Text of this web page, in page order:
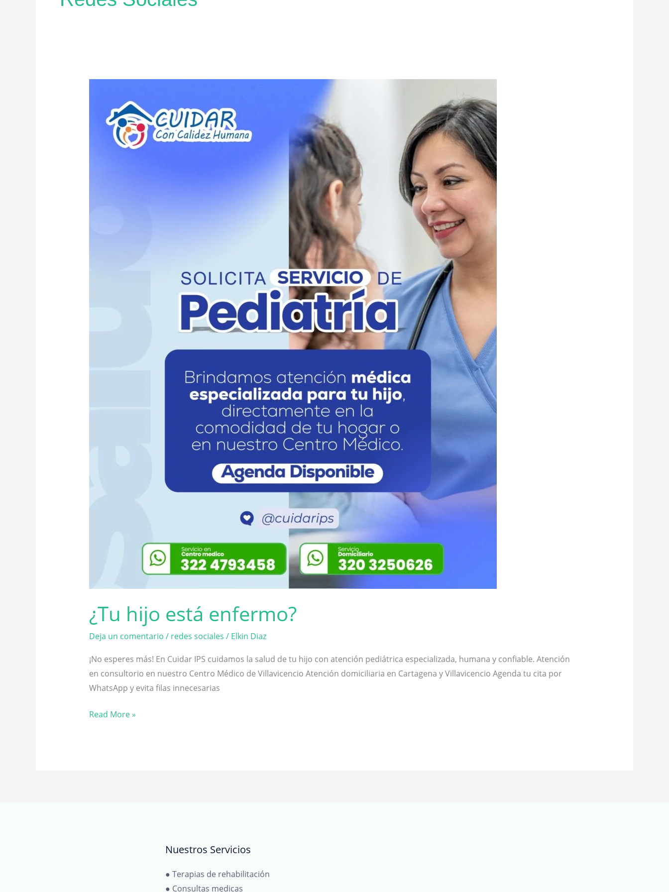
¿Tu hijo está enfermo?
Deja un comentario / redes sociales / Elkin Diaz
¡No esperes más! En Cuidar IPS cuidamos la salud de tu hijo con atención pediátrica especializada, humana y confiable. Atención
en consultorio en nuestro Centro Médico de Villavicencio Atención domiciliaria en Cartagena y Villavicencio Agenda tu cita por
WhatsApp y evita filas innecesarias
¿Tu
Read More »
Nuestros Servicios
● Terapias de rehabilitación
● Consultas medicas